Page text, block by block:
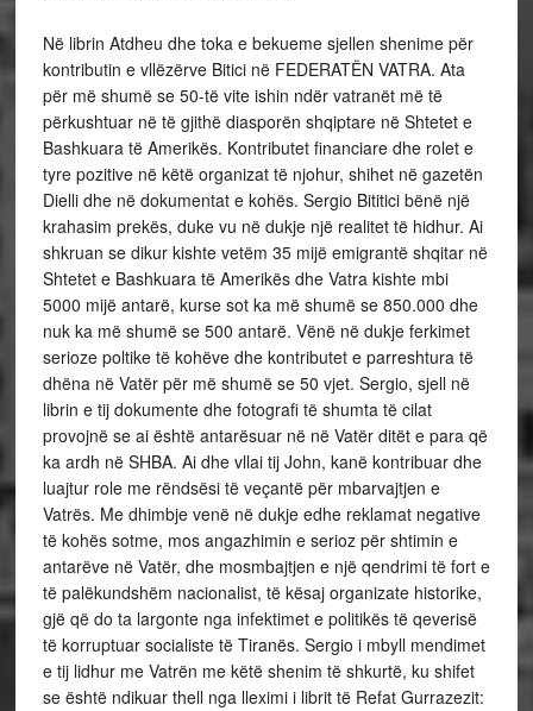
Në librin Atdheu dhe toka e bekueme sjellen shenime për
kontributin e vllëzërve Bitici në FEDERATËN VATRA. Ata
për më shumë se 50-të vite ishin ndër vatranët më të
përkushtuar në të gjithë diasporën shqiptare në Shtetet e
Bashkuara të Amerikës. Kontributet financiare dhe rolet e
tyre pozitive në këtë organizat të njohur, shihet në gazetën
Dielli dhe në dokumentat e kohës. Sergio Bititici bënë një
krahasim prekës, duke vu në dukje një realitet të hidhur. Ai
shkruan se dikur kishte vetëm 35 mijë emigrantë shqitar në
Shtetet e Bashkuara të Amerikës dhe Vatra kishte mbi
5000 mijë antarë, kurse sot ka më shumë se 850.000 dhe
nuk ka më shumë se 500 antarë. Vënë në dukje ferkimet
serioze poltike të kohëve dhe kontributet e parreshtura të
dhëna në Vatër për më shumë se 50 vjet. Sergio, sjell në
librin e tij dokumente dhe fotografi të shumta të cilat
provojnë se ai është antarësuar në në Vatër ditët e para që
ka ardh në SHBA. Ai dhe vllai tij John, kanë kontribuar dhe
luajtur role me rëndsësi të veçantë për mbarvajtjen e
Vatrës. Me dhimbje venë në dukje edhe reklamat negative
të kohës sotme, mos angazhimin e serioz për shtimin e
antarëve në Vatër, dhe mosmbajtjen e një qendrimi të fort e
të palëkundshëm nacionalist, të kësaj organizate historike,
gjë që do ta largonte nga infektimet e politikës të qeverisë
të korruptuar socialiste të Tiranës. Sergio i mbyll mendimet
e tij lidhur me Vatrën me këtë shenim të shkurtë, ku shifet
se është ndikuar thell nga lleximi i librit të Refat Gurrazezit: